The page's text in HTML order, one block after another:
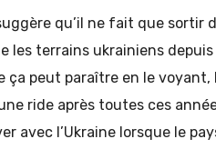
qu’il ne fait que sortir
les terrains ukrainiens
ça peut paraître en le voyant,
ride après toutes ces
avec l’Ukraine lorsque le